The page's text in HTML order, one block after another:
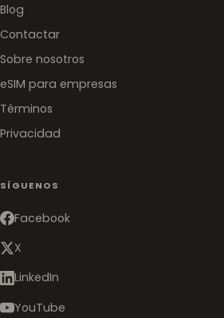
Blog
Contactar
Sobre nosotros
eSIM para empresas
Términos
Privacidad
SÍGUENOS
Facebook
X
LinkedIn
YouTube